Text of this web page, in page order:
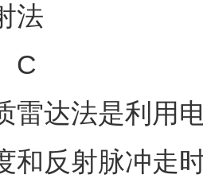
法
C
雷达法是利用
和反射脉冲走